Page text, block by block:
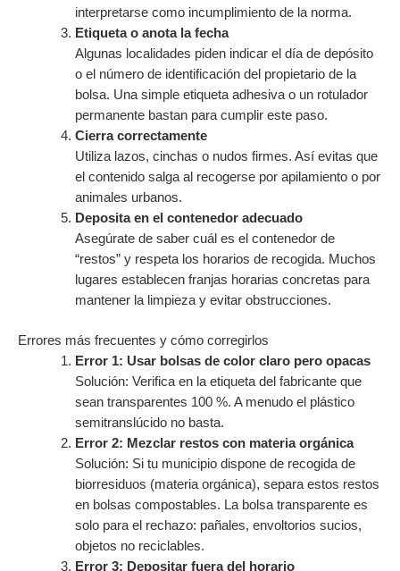
interpretarse como incumplimiento de la norma.
Etiqueta o anota la fecha
Algunas localidades piden indicar el día de depósito
o el número de identificación del propietario de la
bolsa. Una simple etiqueta adhesiva o un rotulador
permanente bastan para cumplir este paso.
Cierra correctamente
Utiliza lazos, cinchas o nudos firmes. Así evitas que
el contenido salga al recogerse por apilamiento o por
animales urbanos.
Deposita en el contenedor adecuado
Asegúrate de saber cuál es el contenedor de
“restos” y respeta los horarios de recogida. Muchos
lugares establecen franjas horarias concretas para
mantener la limpieza y evitar obstrucciones.
Errores más frecuentes y cómo corregirlos
Error 1: Usar bolsas de color claro pero opacas
Solución: Verifica en la etiqueta del fabricante que
sean transparentes 100 %. A menudo el plástico
semitranslúcido no basta.
Error 2: Mezclar restos con materia orgánica
Solución: Si tu municipio dispone de recogida de
biorresiduos (materia orgánica), separa estos restos
en bolsas compostables. La bolsa transparente es
solo para el rechazo: pañales, envoltorios sucios,
objetos no reciclables.
Error 3: Depositar fuera del horario